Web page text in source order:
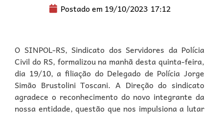
Postado em 19/10/2023 17:12
O SINPOL-RS, Sindicato dos Servidores da Polícia
Civil do RS, formalizou na manhã desta quinta-feira,
dia 19/10, a filiação do Delegado de Polícia Jorge
Simão Brustolini Toscani. A Direção do sindicato
agradece o reconhecimento do novo integrante da
nossa entidade, questão que nos impulsiona a lutar